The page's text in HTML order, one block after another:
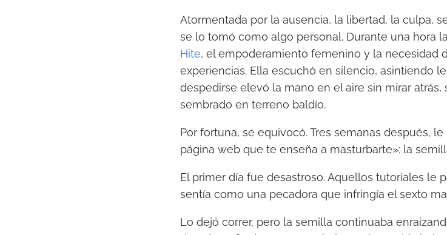
Atormentada por la ausencia, la libertad, la culpa,
se lo tomó como algo personal. Durante una hora
Hite, el empoderamiento femenino y la necesidad
experiencias. Ella escuchó en silencio, asintiendo
despedirse elevó la mano en el aire sin mirar atrás,
sembrado en terreno baldío.
Por fortuna, se equivocó. Tres semanas después,
página web que te enseña a masturbarte»: la
El primer día fue desastroso. Aquellos tutoriales le
sentía como una pecadora que infringía el sexto
Lo dejó correr, pero la semilla continuaba